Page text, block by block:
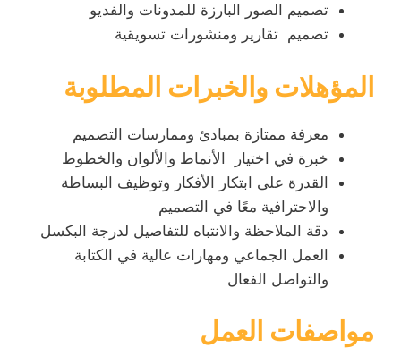
تصميم الصور البارزة للمدونات والفديو
تصميم تقارير ومنشورات تسويقية
المؤهلات والخبرات المطلوبة
معرفة ممتازة بمبادئ وممارسات التصميم
خبرة في اختيار الأنماط والألوان والخطوط
القدرة على ابتكار الأفكار وتوظيف البساطة
والاحترافية معًا في التصميم
دقة الملاحظة والانتباه للتفاصيل لدرجة البكسل
العمل الجماعي ومهارات عالية في الكتابة
والتواصل الفعال
مواصفات العمل